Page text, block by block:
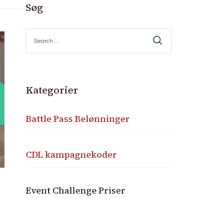
Søg
for:
Kategorier
Battle Pass Belønninger
CDL kampagnekoder
Event Challenge Priser